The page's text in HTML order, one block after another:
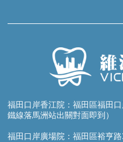
福田口岸香江院：福田區福田
鐵線落馬洲站出關對面即到）
福田口岸廣場院：福田區裕亨